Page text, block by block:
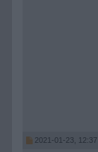
2021-01-23, 12:37